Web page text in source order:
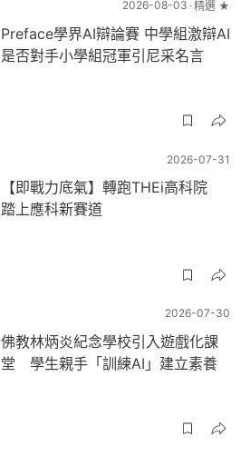
2026-08-03 精選 ★
Preface學界AI辯論賽 中學組激辯AI
是否對手小學組冠軍引尼采名言
2026-07-31
【即戰力底氣】轉跑THEi高科院
踏上應科新賽道
2026-07-30
佛教林炳炎紀念學校引入遊戲化課
堂 學生親手「訓練AI」建立素養